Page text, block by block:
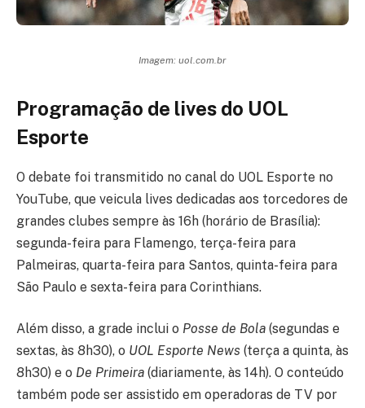
Imagem: uol.com.br
Programação de lives do UOL
Esporte
O debate foi transmitido no canal do UOL Esporte no
YouTube, que veicula lives dedicadas aos torcedores de
grandes clubes sempre às 16h (horário de Brasília):
segunda-feira para Flamengo, terça-feira para
Palmeiras, quarta-feira para Santos, quinta-feira para
São Paulo e sexta-feira para Corinthians.
Além disso, a grade inclui o Posse de Bola (segundas e
sextas, às 8h30), o UOL Esporte News (terça a quinta, às
8h30) e o De Primeira (diariamente, às 14h). O conteúdo
também pode ser assistido em operadoras de TV por